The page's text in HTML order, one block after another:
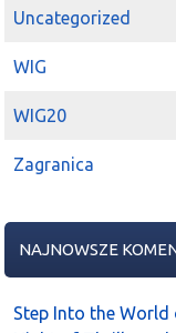
Uncategorized
WIG
WIG20
Zagranica
NAJNOWSZE
Step Into the World